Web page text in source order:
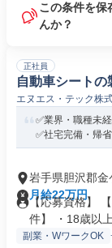
この条件を保
んか？
正社員
自動車シートの
エヌエス・テック株
✅業界・職種未
✅社宅完備・帰
岩手県胆沢郡
月給22万円
【応募資格】
件】 ・18歳以
副業・WワークOK